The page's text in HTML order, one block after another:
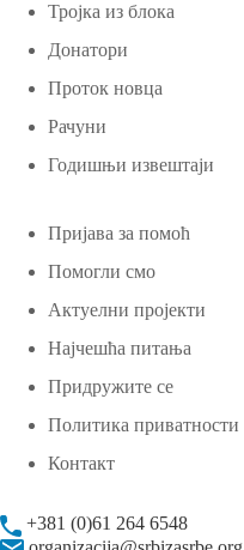
Тројка из блока
Донатори
Проток новца
Рачуни
Годишњи извештаји
Пријава за помоћ
Помогли смо
Актуелни пројекти
Најчешћа питања
Придружите се
Политика приватности
Контакт
+381 (0)61 264 6548